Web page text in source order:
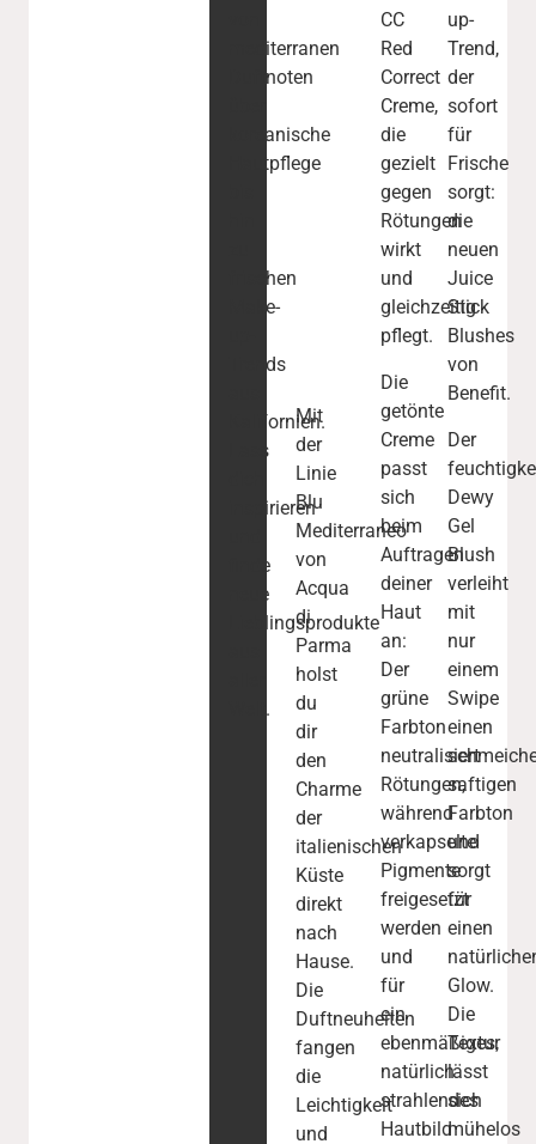
mediterranen
Duftnoten
koreanische
Hautpflege
frischen
Make-
Trends
Kalifornien.
Lass
inspirieren
finde
neue
Lieblingsprodukte
Welt.
Mit
der
Linie
Blu
Mediterraneo
von
Acqua
di
Parma
holst
du
dir
den
Charme
der
italienischen
Küste
direkt
nach
Hause.
Die
Duftneuheiten
fangen
die
Leichtigkeit
und
CC
Red
Correct
Creme,
die
gezielt
gegen
Rötungen
wirkt
und
gleichzeitig
pflegt.
Die
getönte
Creme
passt
sich
beim
Auftragen
deiner
Haut
an:
Der
grüne
Farbton
neutralisiert
Rötungen,
während
verkapselte
Pigmente
freigesetzt
werden
und
für
ein
ebenmäßiges,
natürlich
strahlendes
Hautbild
up-
Trend,
der
sofort
für
Frische
sorgt:
die
neuen
Juice
Stick
Blushes
von
Benefit.
Der
Dewy
Gel
Blush
verleiht
mit
nur
einem
Swipe
einen
saftigen
Farbton
und
sorgt
für
einen
Glow.
Die
Textur
lässt
sich
mühelos